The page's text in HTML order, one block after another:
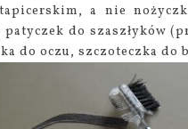
a nie
patyczek do szaszłyków
do oczu, szczoteczka do